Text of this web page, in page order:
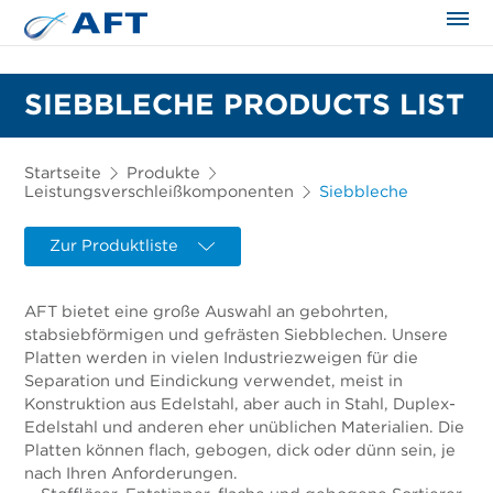
SIEBBLECHE PRODUCTS LIST
Startseite
Produkte
Leistungsverschleißkomponenten
Siebbleche
Zur Produktliste
AFT bietet eine große Auswahl an gebohrten,
stabsiebförmigen und gefrästen Siebblechen. Unsere
Platten werden in vielen Industriezweigen für die
Separation und Eindickung verwendet, meist in
Konstruktion aus Edelstahl, aber auch in Stahl, Duplex-
Edelstahl und anderen eher unüblichen Materialien. Die
Platten können flach, gebogen, dick oder dünn sein, je
nach Ihren Anforderungen.